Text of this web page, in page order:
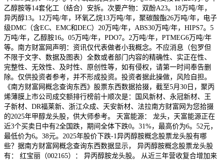
乙醇胺等14套化工（结合）安拆。次要产物：双酚A23。18万吨/年，
异丙醇13。12万吨/年，环氧乙烷13万吨/年，聚碳酸酯26万吨/年，电子
级DMC（含EC、EMC和DEC）20万吨/年，ABS30万吨/年，HIPS7。5
万吨/年，乙醇胺16。05万吨/年，PDO7。2万吨/年，PTMEG6万吨/年
等。南方财富网声明：资讯仅代表做者小我概念。不应消息（包罗但
不限于文字、数据及图表）全数或者部门内容的精确性、实正在性、
完整性、无效性、及时性、原创性等，如有侵权，请第一时间奉告删
除。仅供投资者参考，并不形成投资。投资者据此操做，风险自担。
《南方财富网概念查询东西》股票东西数据拾掇，截至5月30日，聚丙
烯薄膜上市公司成交额排行榜前十顺次是：国风新材、永冠新材、王
子新材、DR福莱新、浙江众成、天安新材、法拉南方财富网为您拾掇
的2025年甲醇龙头股，供大师参考。 天富能源： 龙头，天富能源正在
近3个买卖日中有2全国跌，期间全体下跌0。31%，最高价为6。52元，
最低价为6。38元。2025年股价下跌-1异丙醇胺概念股票龙头股有哪
些？据南方财富网概念查询东西数据显示， 异丙醇胺概念股票龙头股
有： 红宝丽（002165）： 异丙醇胺龙头股。 从近三年营收复合增加来